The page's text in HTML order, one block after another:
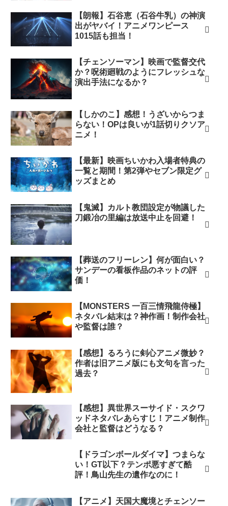
【朗報】石谷恵（石谷牛乳）の神演
出がヤバイ！アニメワンピース
1015話も担当！
【チェンソーマン】映画で監督交代
か？呪術廻戦のようにフレッシュな
演出手法になるか？
【しかのこ】感想！うざいからつま
らない！OPは良いが1話切りクソア
ニメ！
【最新】映画ちいかわ入場者特典の
一覧と期間！第2弾やセブン限定グ
ッズまとめ
【鬼滅】カルト教団設定が物議した
刀鍛冶の里編は放送中止を回避！
【葬送のフリーレン】何が面白い？
サンデーの看板作品のネットの評
価！
【MONSTERS 一百三情飛龍侍極】
ネタバレ結末は？神作画！制作会社
や監督は誰？
【感想】るろうに剣心アニメ微妙？
作者は旧アニメ版にも文句を言った
過去？
【感想】異世界スーサイド・スクワ
ッドネタバレあらすじ！アニメ制作
会社と監督はどうなる？
【ドラゴンボールダイマ】つまらな
い！GT以下？テンポ悪すぎて酷
評！鳥山先生の遺作なのに！
【アニメ】天国大魔境とチェンソー